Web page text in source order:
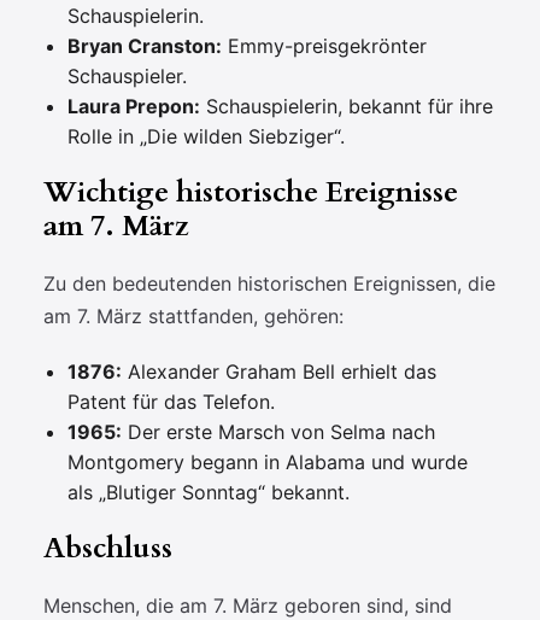
Schauspielerin.
Bryan Cranston: Emmy-preisgekrönter
Schauspieler.
Laura Prepon: Schauspielerin, bekannt für ihre
Rolle in „Die wilden Siebziger“.
Wichtige historische Ereignisse
am 7. März
Zu den bedeutenden historischen Ereignissen, die
am 7. März stattfanden, gehören:
1876: Alexander Graham Bell erhielt das
Patent für das Telefon.
1965: Der erste Marsch von Selma nach
Montgomery begann in Alabama und wurde
als „Blutiger Sonntag“ bekannt.
Abschluss
Menschen, die am 7. März geboren sind, sind